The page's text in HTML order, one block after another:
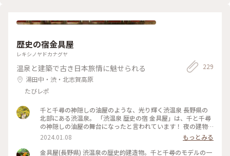
歴史の宿金具屋
レキシノヤドカナグヤ
温泉と建築で古き日本旅情に魅せられる
湯田中・渋・北志賀高原
たびレポ
229
千と千尋の神隠しの油屋のような、光り輝く渋温泉 長野県の
北部にある渋温泉。 「渋温泉 歴史の宿 金具屋」は、千と千尋
の神隠しの油屋の舞台になったと言われています！ 夜の建物
は、本当に綺麗でした...！✨️ 渋温泉は、9つの外湯があり、「9
湯めぐり」ができます！ 熱い温泉に浸かって、寒い外気にあた
って、綺麗な夜景を眺めて... そんな素敵な冬を過ごすことが出
2024.01.08
もっとみる
金具屋(長野県) 渋温泉の歴史的建造物。千と千尋のモデルの一